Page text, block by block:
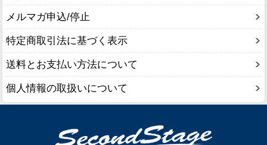
メルマガ申込/停止
特定商取引法に基づく表示
送料とお支払い方法について
個人情報の取扱いについて